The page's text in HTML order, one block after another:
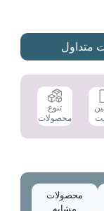
PKF675FP1E
عدد
تنوع
محصولات
محصولات
مشابه